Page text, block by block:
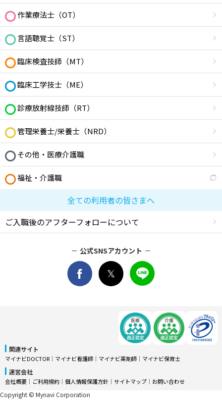
作業療法士（OT）
言語聴覚士（ST）
臨床検査技師（MT）
臨床工学技士（ME）
診療放射線技師（RT）
管理栄養士/栄養士（NRD）
その他・医療介護職
福祉・介護職
全ての利用者の皆さまへ
ご入職後のアフターフォローについて
公式SNSアカウント
関連サイト
マイナビDOCTOR │ マイナビ看護師 │ マイナビ薬剤師 │ マイナビ保育士
運営会社
会社概要 │ ご利用規約 │ 個人情報保護方針 │ サイトマップ │ お問い合わせ
Copyright © Mynavi Corporation